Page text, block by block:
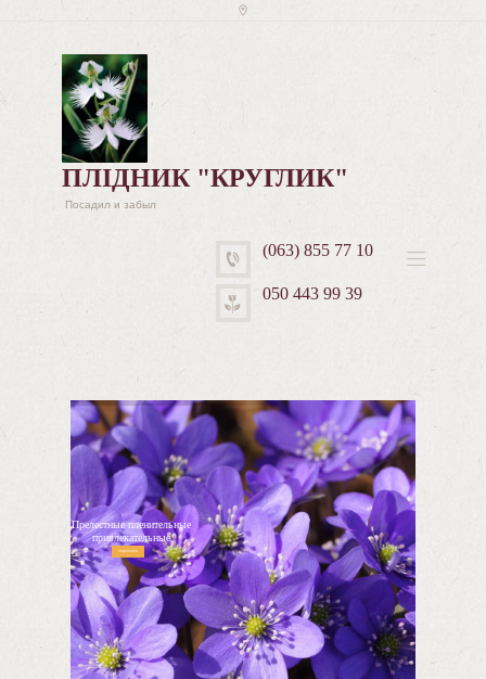
ПЛІДНИК "КРУГЛИК"
Посадил и забыл
(063) 855 77 10
050 443 99 39
Прелестные пленительные
привлекательные
ПОДРОБНЕЕ